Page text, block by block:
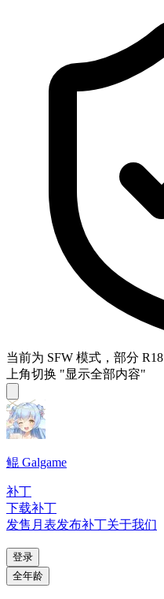
当前为 SFW 模式，部分
上角切换 "显示全部内容"
鲲 Galgame
补丁
下载补丁
发售月表发布补丁关于我们
登录
全年龄